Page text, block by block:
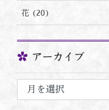
花 (20)
アーカイブ
ア